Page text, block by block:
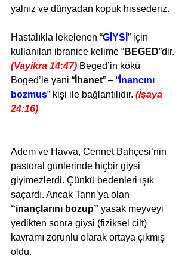
yalnız ve dünyadan kopuk hissederiz.
Hastalıkla lekelenen “GİYSİ ” için
kullanılan ibranice kelime “BEGED”dir.
(Vayikra 14:47) Beged’in kökü
Boged’le yani “ İhanet” – “ İnancını
bozmuş” kişi ile bağlantılıdır. (İşaya
24:16)
Adem ve Havva, Cennet Bahçesi’nin
pastoral günlerinde hiçbir giysi
giyimezlerdi. Çünkü bedenleri ışık
saçardı. Ancak Tanrı’ya olan
“inançlarını bozup” yasak meyveyi
yedikten sonra giysi (fiziksel cilt)
kavramı zorunlu olarak ortaya çıkmış
oldu.